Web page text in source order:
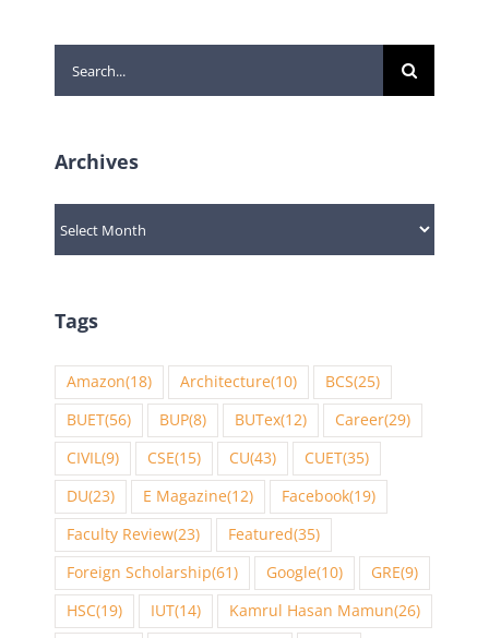
Search
for:
Archives
Archives
Tags
Amazon(18) Architecture(10) BCS(25)
BUET(56) BUP(8) BUTex(12) Career(29)
CIVIL(9) CSE(15) CU(43) CUET(35)
DU(23) E Magazine(12) Facebook(19)
Faculty Review(23) Featured(35)
Foreign Scholarship(61) Google(10) GRE(9)
HSC(19) IUT(14) Kamrul Hasan Mamun(26)